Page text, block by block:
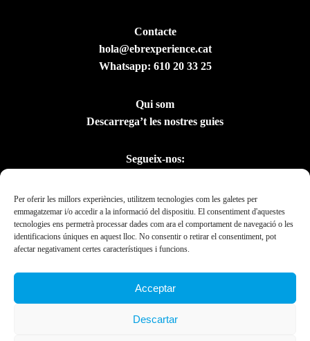
Per oferir les millors experiències, utilitzem tecnologies com les galetes per
emmagatzemar i/o accedir a la informació del dispositiu. El consentiment d'aquestes
tecnologies ens permetrà processar dades com ara el comportament de navegació o les
identificacions úniques en aquest lloc. No consentir o retirar el consentiment, pot
afectar negativament certes característiques i funcions.
Acceptar
Descartar
Contacte
hola@ebrexperience.cat
Whatsapp: 610 20 33 25
Qui som
Descarrega’t les nostres guies
Segueix-nos: